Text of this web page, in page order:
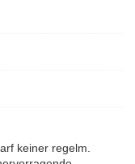
keiner regelm.